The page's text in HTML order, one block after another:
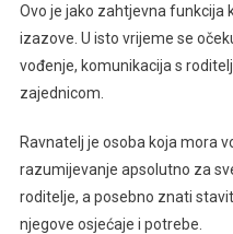
Ovo je jako zahtjevna funkcija
izazove. U isto vrijeme se
vođenje, komunikacija s
zajednicom.
Ravnatelj je osoba koja mora
razumijevanje apsolutno za
roditelje, a posebno znati
njegove osjećaje i potrebe.